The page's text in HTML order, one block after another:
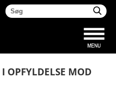
OPFYLDELSE MOD